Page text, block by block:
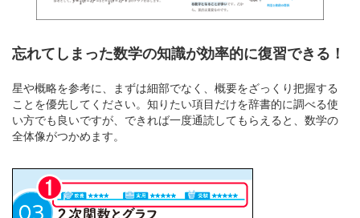
忘れてしまった数学の知識が効率的に復習できる！
星や概略を参考に、まずは細部でなく、概要をざっくり把握する
ことを優先してください。知りたい項目だけを辞書的に調べる使
い方でも良いですが、できれば一度通読してもらえると、数学の
全体像がつかめます。